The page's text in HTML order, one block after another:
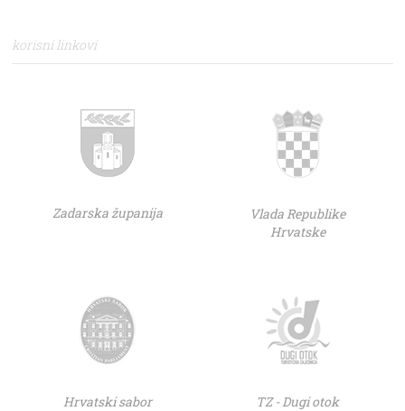
korisni linkovi
Zadarska županija
Vlada Republike
Hrvatske
Hrvatski sabor TZ - Dugi otok